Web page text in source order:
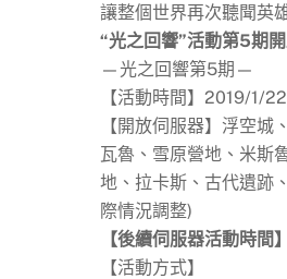
讓整個世界再次聽聞英
“光之回響”活動第5期
—光之回響第5期—
【活動時間】2019/1/
【開放伺服器】浮空
瓦魯、雪原營地、米斯
地、拉卡斯、古代遺跡
際情況調整)
【後續伺服器活動時間
【活動方式】